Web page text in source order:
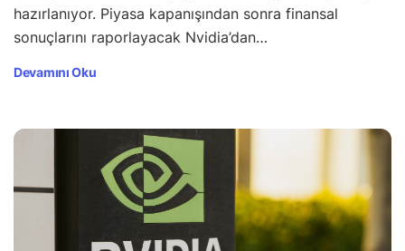
hazırlanıyor. Piyasa kapanışından sonra finansal
sonuçlarını raporlayacak Nvidia’dan…
Devamını Oku